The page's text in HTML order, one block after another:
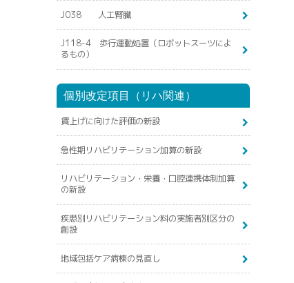
J038 人工腎臓
J118-4 歩行運動処置（ロボットスーツによ
るもの）
個別改定項目（リハ関連）
賃上げに向けた評価の新設
急性期リハビリテーション加算の新設
リハビリテーション・栄養・口腔連携体制加算
の新設
疾患別リハビリテーション料の実施者別区分の
創設
地域包括ケア病棟の見直し